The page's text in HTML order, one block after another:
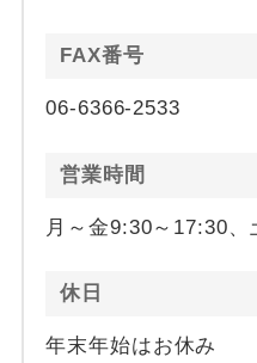
FAX番号
06-6366-2533
営業時間
月～金9:30～17:30
休日
年末年始はお休み